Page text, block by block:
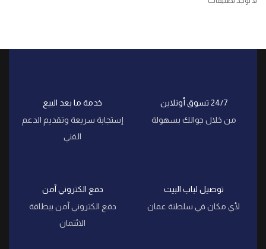
24/7 تسوق أونلاين
من خلال جوالك بسهولة
خدمة ما بعد البيع
إستجابة سريعة وتقديم الدعم
الفني
توصيل لباب البيت
لأي مكان في سلطنة عمان
دفع الكتروني آمن
دفع الكتروني آمن ببطاقة
الائتمان